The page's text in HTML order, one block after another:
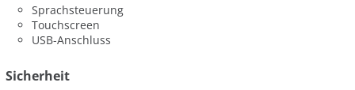
Sprachsteuerung
Touchscreen
USB-Anschluss
Sicherheit